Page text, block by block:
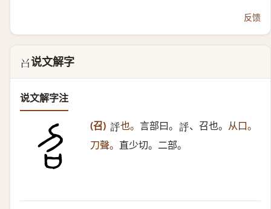
反馈
𠮦说文解字
说文解字注
(召) 𧦝 也。 言部曰。 𧦝 、召也。 从口。
刀聲。 直少切。二部。